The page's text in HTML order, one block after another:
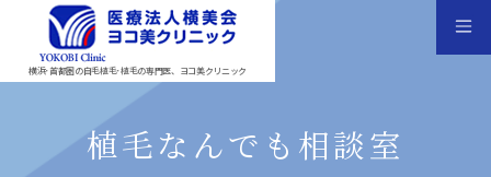
横浜･首都圏の自毛植毛･植毛の専門医、ヨコ美クリニック
植毛なんでも相談室